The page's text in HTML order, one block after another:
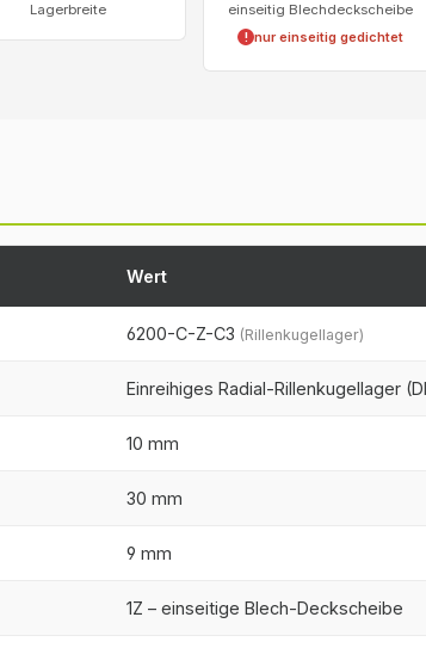
Lagerbreite einseitig Blechdeckscheibe
! nur einseitig gedichtet
Wert
6200-C-Z-C3 (Rillenkugellager)
Einreihiges Radial-Rillenkugellager
10 mm
30 mm
9 mm
1Z – einseitige Blech-Deckscheibe